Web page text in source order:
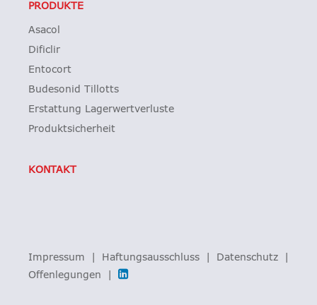
PRODUKTE
Asacol
Dificlir
Entocort
Budesonid Tillotts
Erstattung Lagerwertverluste
Produktsicherheit
KONTAKT
Impressum Haftungsausschluss
Datenschutz
Offenlegungen